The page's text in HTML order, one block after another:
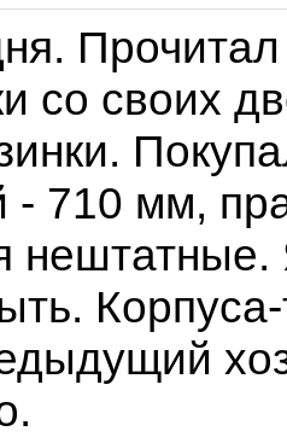
со своих
- 710 мм,